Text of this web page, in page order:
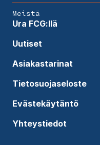
Meistä
Ura FCG:llä
Uutiset
Asiakastarinat
Tietosuojaseloste
Evästekäytäntö
Yhteystiedot